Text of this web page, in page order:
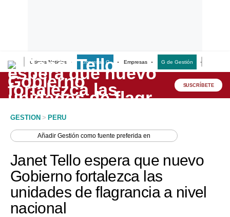
Últimas Noticias Empresas G Empresas G de Gestión
Lo último
Peru Quiosco
Economía
Mercados
Perú
SUSCRÍBETE
GESTION > PERU
AñadirGestión como fuente preferida en
Janet Tello espera que nuevo
Gobierno fortalezca las
unidades de flagrancia a nivel
nacional